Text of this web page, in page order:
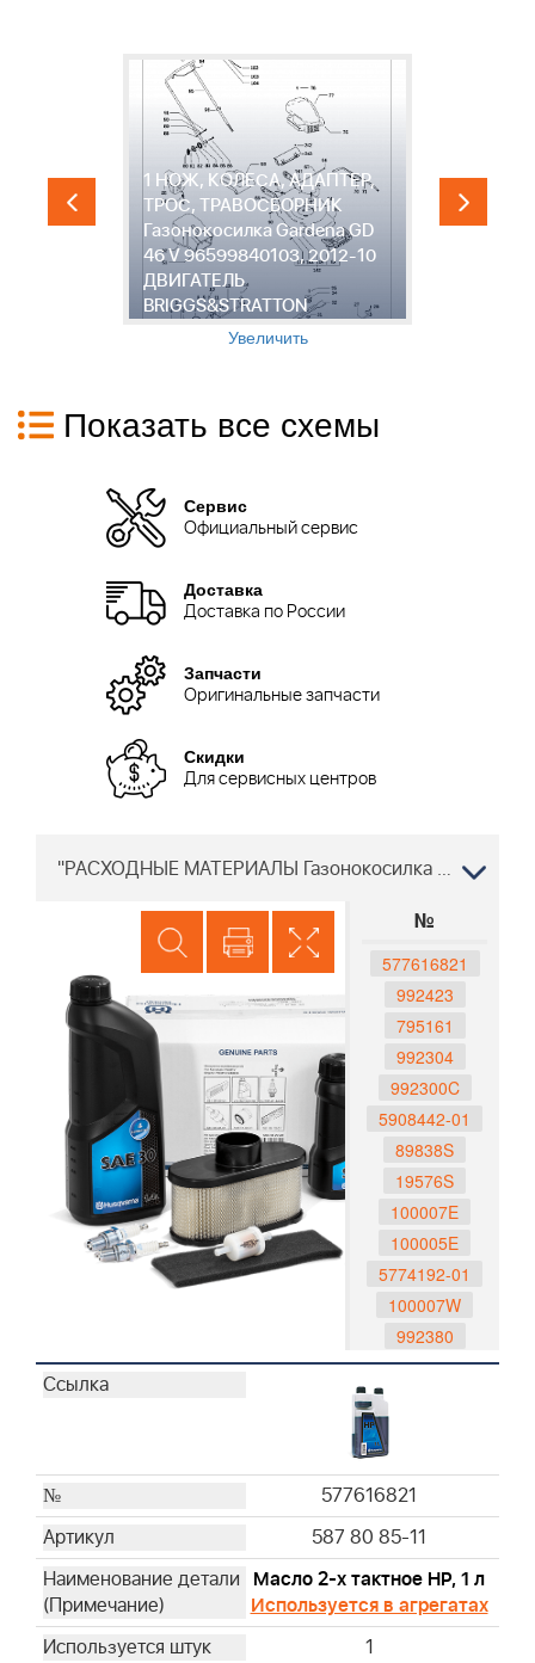
1 НОЖ, КОЛЕСА, АДАПТЕР,
ТРОС, ТРАВОСБОРНИК
Газонокосилка Gardena GD
46 V 96599840103, 2012-10
ДВИГАТЕЛЬ
BRIGGS&STRATTON
Увеличить
Показать все схемы
Сервис
Официальный сервис
Доставка
Доставка по России
Запчасти
Оригинальные запчасти
Скидки
Для сервисных центров
"РАСХОДНЫЕ МАТЕРИАЛЫ Газонокосилка Gardena GD 46 V 96599840103, 2012-10 ДВИГАТЕЛЬ BRIGGS&STRATTON "
№
577616821
992423
795161
992304
992300C
5908442-01
89838S
19576S
100007E
100005E
5774192-01
100007W
992380
992419
992381
491588S
493537S
795066
796254
577616821
587 80 85-11
Масло 2-х тактное HP, 1 л
Используется в агрегатах
1